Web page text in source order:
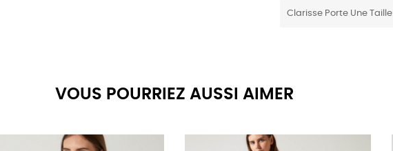
Clarisse Porte Une Taille
VOUS POURRIEZ AUSSI AIMER